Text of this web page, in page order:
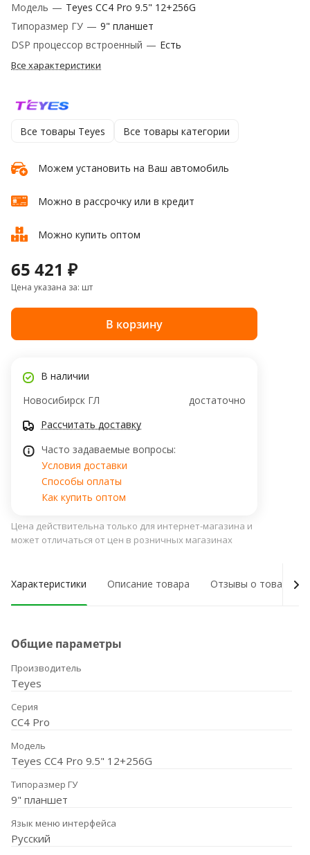
Модель — Teyes CC4 Pro 9.5" 12+256G
Типоразмер ГУ — 9" планшет
DSP процессор встроенный — Есть
Все характеристики
Все товары Teyes Все товары категории
Можем установить на Ваш автомобиль
Можно в рассрочку или в кредит
Можно купить оптом
65 421 ₽
Цена указана за: шт
В корзину
В наличии
Новосибирск ГЛ
достаточно
Рассчитать доставку
Часто задаваемые вопросы:
Условия доставки
Способы оплаты
Как купить оптом
Цена действительна только для интернет-магазина и
может отличаться от цен в розничных магазинах
Характеристики Описание товара Отзывы о товаре
Общие параметры
Производитель
Teyes
Серия
CC4 Pro
Модель
Teyes CC4 Pro 9.5" 12+256G
Типоразмер ГУ
9" планшет
Язык меню интерфейса
Русский